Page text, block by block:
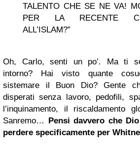
TALENTO CHE SE NE VA!
PER LA RECENTE
ALL’ISLAM?”
Oh, Carlo, senti un po’. Ma ti
intorno? Hai visto quante
sistemare il Buon Dio? Gente
disperati senza lavoro, pedofili,
l’inquinamento, il riscaldamento
Sanremo… Pensi davvero che
perdere specificamente per